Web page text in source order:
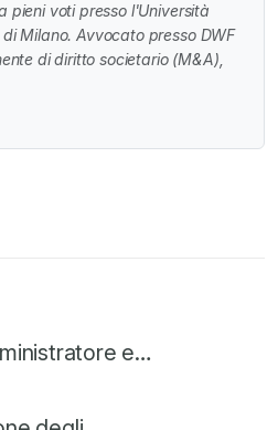
pieni voti presso l'Università
Milano. Avvocato presso DWF
di diritto societario (M&A),
e…